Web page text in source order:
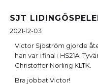
SJT
2021-12-03
Victor Sjöström gjorde
han var i final i HS21A.
Christoffer Norling KLTK.
Bra jobbat Victor!